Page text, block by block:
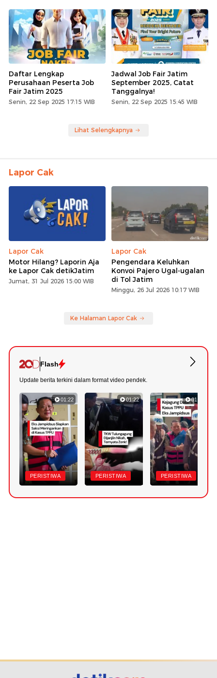
Daftar Lengkap
Perusahaan Peserta Job
Fair Jatim 2025
Senin, 22 Sep 2025 17:15 WIB
Jadwal Job Fair Jatim
September 2025, Catat
Tanggalnya!
Senin, 22 Sep 2025 15:45 WIB
Lihat Selengkapnya
Lapor Cak
Lapor Cak
Motor Hilang? Laporin Aja
ke Lapor Cak detikJatim
Jumat, 31 Jul 2026 15:00 WIB
Lapor Cak
Pengendara Keluhkan
Konvoi Pajero Ugal-ugalan
di Tol Jatim
Minggu, 26 Jul 2026 10:17 WIB
Ke Halaman Lapor Cak
Flash
Update berita terkini dalam format video pendek.
01:22
PERISTIWA
01:22
PERISTIWA
01:18
PERISTIWA